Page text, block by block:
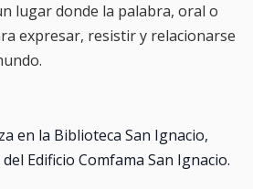
lugar donde la palabra, oral o
expresar, resistir y relacionarse
en la Biblioteca San Ignacio,
Edificio Comfama San Ignacio.